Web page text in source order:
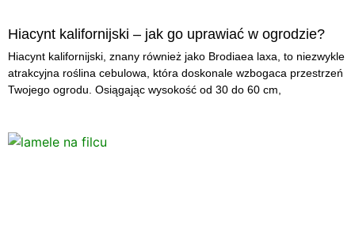
Hiacynt kalifornijski – jak go uprawiać w ogrodzie?
Hiacynt kalifornijski, znany również jako Brodiaea laxa, to niezwykle
atrakcyjna roślina cebulowa, która doskonale wzbogaca przestrzeń
Twojego ogrodu. Osiągając wysokość od 30 do 60 cm,